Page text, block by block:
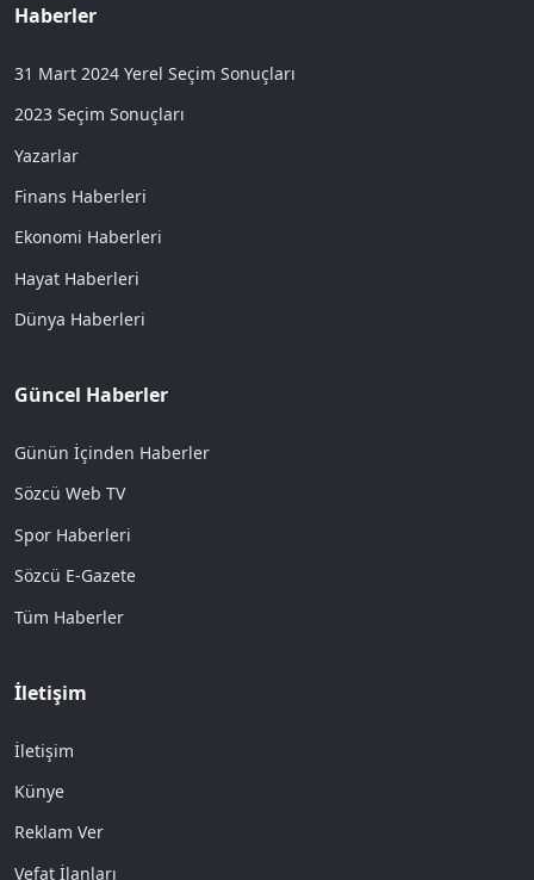
Haberler
31 Mart 2024 Yerel Seçim Sonuçları
2023 Seçim Sonuçları
Yazarlar
Finans Haberleri
Ekonomi Haberleri
Hayat Haberleri
Dünya Haberleri
Güncel Haberler
Günün İçinden Haberler
Sözcü Web TV
Spor Haberleri
Sözcü E-Gazete
Tüm Haberler
İletişim
İletişim
Künye
Reklam Ver
Vefat İlanları